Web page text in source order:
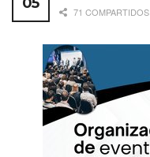
71 COMPARTIDOS